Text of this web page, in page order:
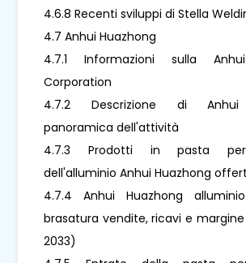
4.6.8 Recenti sviluppi di Stella
4.7 Anhui Huazhong
4.7.1 Informazioni sulla
Corporation
4.7.2 Descrizione di Anhui
panoramica dell'attività
4.7.3 Prodotti in pasta per
dell'alluminio Anhui Huazhong
4.7.4 Anhui Huazhong
brasatura vendite, ricavi e
2033)